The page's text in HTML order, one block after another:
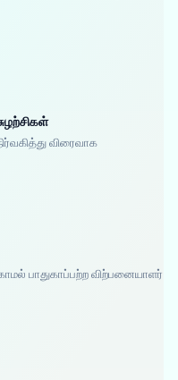
விரைவாக
பாதுகாப்பற்ற விற்பனையாளர்